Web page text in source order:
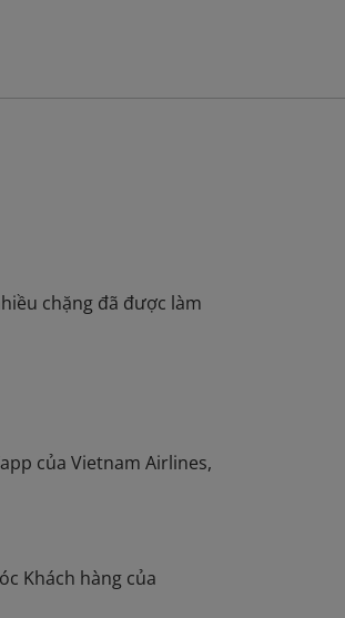
chặng đã được làm
của Vietnam Airlines,
Khách hàng của